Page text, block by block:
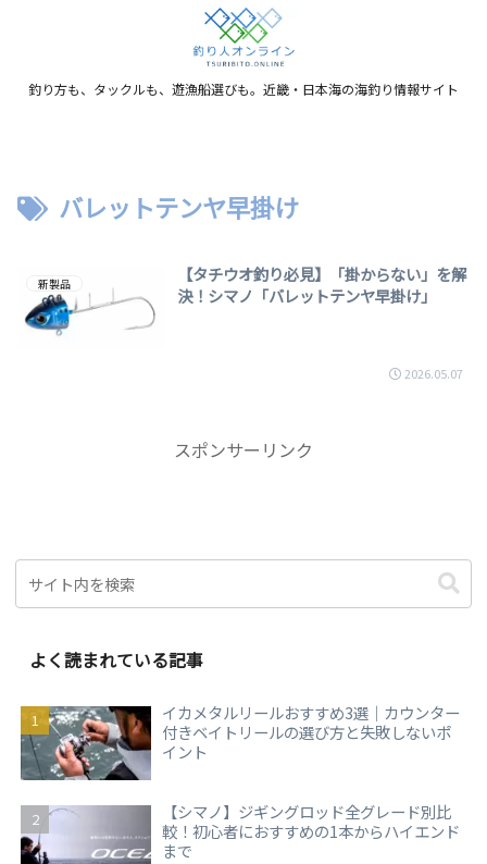
釣り方も、タックルも、遊漁船選びも。近畿・日本海の海釣り情報サイト
バレットテンヤ早掛け
新製品
【タチウオ釣り必見】「掛からない」を解
決！シマノ「バレットテンヤ早掛け」
2026.05.07
スポンサーリンク
よく読まれている記事
イカメタルリールおすすめ3選｜カウンター
付きベイトリールの選び方と失敗しないポ
イント
【シマノ】ジギングロッド全グレード別比
較！初心者におすすめの1本からハイエンド
まで